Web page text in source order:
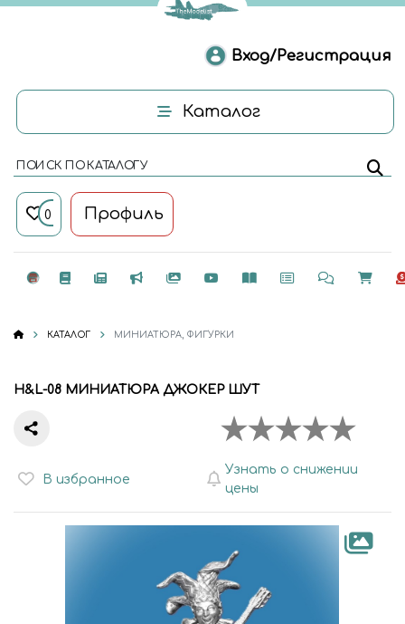
Вход/Регистрация
Каталог
ПОИСК ПО КАТАЛОГУ
0 Профиль
КАТАЛОГ МИНИАТЮРА, ФИГУРКИ
H&L-08 МИНИАТЮРА ДЖОКЕР ШУТ
В избранное
Узнать о снижении
цены